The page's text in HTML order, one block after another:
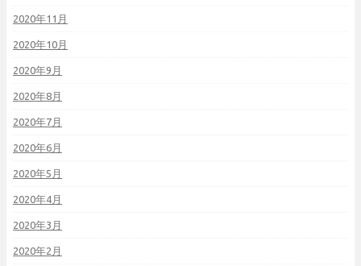
2020年11月
2020年10月
2020年9月
2020年8月
2020年7月
2020年6月
2020年5月
2020年4月
2020年3月
2020年2月